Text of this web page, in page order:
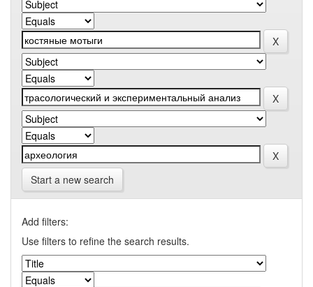
Start a new search
Add filters:
Use filters to refine the search results.